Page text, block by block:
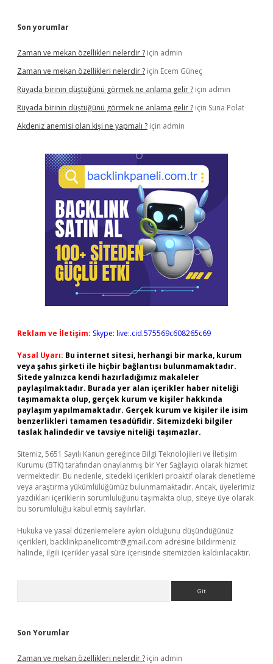
Son yorumlar
Zaman ve mekan özellikleri nelerdir ? için admin
Zaman ve mekan özellikleri nelerdir ? için Ecem Güneç
Rüyada birinin düştüğünü görmek ne anlama gelir ? için admin
Rüyada birinin düştüğünü görmek ne anlama gelir ? için Suna Polat
Akdeniz anemisi olan kişi ne yapmalı ? için admin
Reklam ve İletişim: Skype: live:.cid.575569c608265c69
Yasal Uyarı: Bu internet sitesi, herhangi bir marka, kurum
veya şahıs şirketi ile hiçbir bağlantısı bulunmamaktadır.
Sitede yalnızca kendi hazırladığımız makaleler
paylaşılmaktadır. Burada yer alan içerikler haber niteliği
taşımamakta olup, gerçek kurum ve kişiler hakkında
paylaşım yapılmamaktadır. Gerçek kurum ve kişiler ile isim
benzerlikleri tamamen tesadüfidir. Sitemizdeki bilgiler
taslak halindedir ve tavsiye niteliği taşımazlar.
Sitemiz, 5651 Sayılı Kanun gereğince Bilgi Teknolojileri ve İletişim
Kurumu (BTK) tarafından onaylanmış bir Yer Sağlayıcı olarak hizmet
vermektedir. Bu nedenle, sitedeki içerikleri proaktif olarak denetleme
veya araştırma yükümlülüğümüz bulunmamaktadır. Ancak, üyelerimiz
yazdıkları içeriklerin sorumluluğunu taşımakta olup, siteye üye olarak
bu sorumluluğu kabul etmiş sayılırlar.
Hukuka ve yasal düzenlemelere aykırı olduğunu düşündüğünüz
içerikleri, backlinkpanelicomtr@gmail.com adresine bildirmeniz
halinde, ilgili içerikler yasal süre içerisinde sitemizden kaldırılacaktır.
Son Yorumlar
Zaman ve mekan özellikleri nelerdir ? için admin